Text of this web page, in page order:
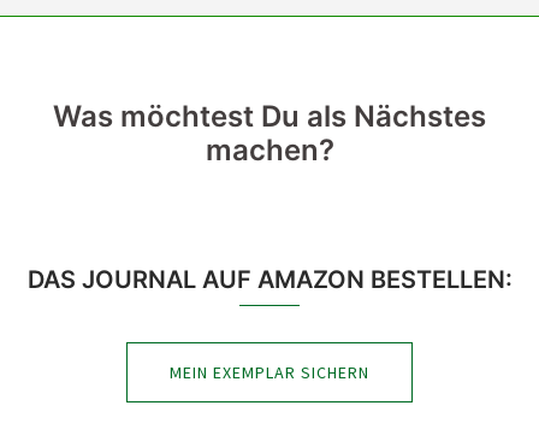
Was möchtest Du als Nächstes
machen?
DAS JOURNAL AUF AMAZON BESTELLEN:
MEIN EXEMPLAR SICHERN